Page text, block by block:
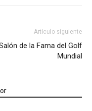
Artículo siguiente
de la Fama del Golf
Mundial